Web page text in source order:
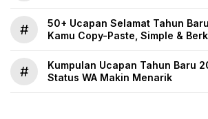
#
50+ Ucapan Selamat Tahun
Kamu Copy-Paste, Simple &
#
Kumpulan Ucapan Tahun Baru
Status WA Makin Menarik